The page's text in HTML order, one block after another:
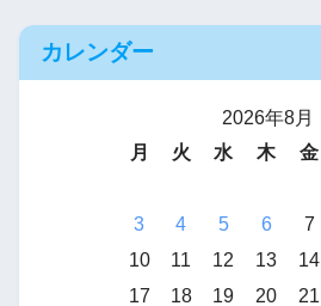
カレンダー
2026年8月
月
火 水 木 金
3
4 5 6 7
10
11 12 13 14
17
18 19 20 21